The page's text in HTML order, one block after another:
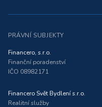
PRÁVNÍ SUBJEKTY
Financero, s.r.o.
Finanční poradenství
IČO 08982171
Financero Svět Bydlení s.r.o.
Realitní služby